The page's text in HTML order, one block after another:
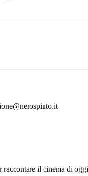
il cinema di oggi